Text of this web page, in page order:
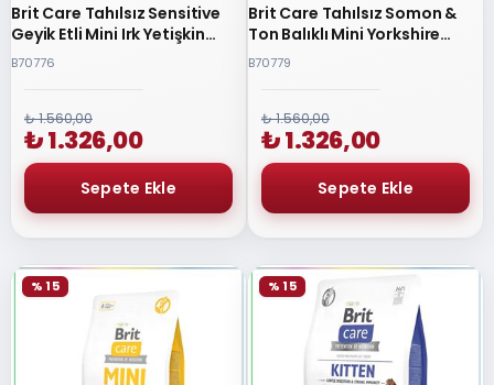
Brit Care Tahılsız Sensitive
Geyik Etli Mini Irk Yetişkin
Köpek Maması 2 Kg
B70776
₺ 1.560,00
₺ 1.326,00
Brit Care Tahılsız Somon &
Ton Balıklı Mini Yorkshire
Yetişkin Köpek Maması 2 Kg
B70779
₺ 1.560,00
₺ 1.326,00
% 15 % 15